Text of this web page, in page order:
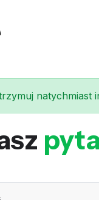
natychmiast